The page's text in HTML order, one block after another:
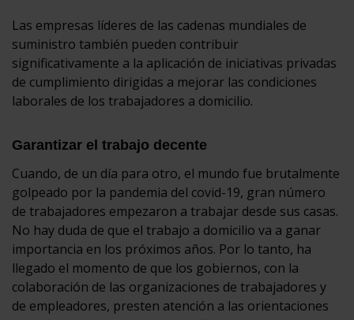
Las empresas líderes de las cadenas mundiales de
suministro también pueden contribuir
significativamente a la aplicación de iniciativas privadas
de cumplimiento dirigidas a mejorar las condiciones
laborales de los trabajadores a domicilio.
Garantizar el trabajo decente
Cuando, de un día para otro, el mundo fue brutalmente
golpeado por la pandemia del covid-19, gran número
de trabajadores empezaron a trabajar desde sus casas.
No hay duda de que el trabajo a domicilio va a ganar
importancia en los próximos años. Por lo tanto, ha
llegado el momento de que los gobiernos, con la
colaboración de las organizaciones de trabajadores y
de empleadores, presten atención a las orientaciones